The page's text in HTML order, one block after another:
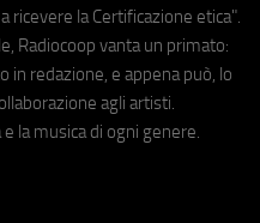
ricevere la Certificazione etica".
Radiocoop vanta un primato:
in redazione, e appena può, lo
agli artisti.
la musica di ogni genere.